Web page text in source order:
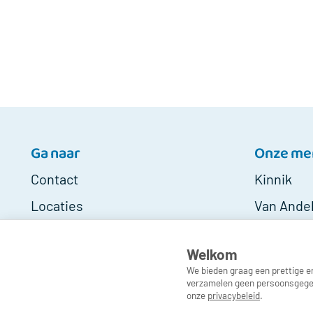
Welkom
We bieden graag een prettige
verzamelen geen
onze privacybeleid.
Ga naar
Contact
Locaties
Onze
Kinnik
Van Andel